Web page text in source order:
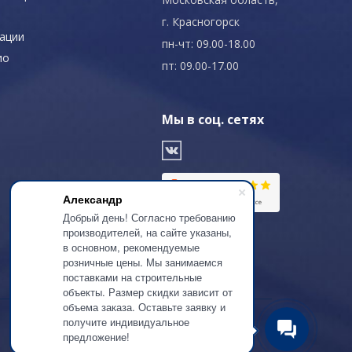
Александр
Добрый день! Согласно требованию
производителей, на сайте указаны,
в основном, рекомендуемые
розничные цены. Мы занимаемся
поставками на строительные
объекты. Размер скидки зависит от
объема заказа. Оставьте заявку и
получите индивидуальное
предложение!
г. Красногорск
пн-чт: 09.00-18.00
пт: 09.00-17.00
Мы в соц. сетях